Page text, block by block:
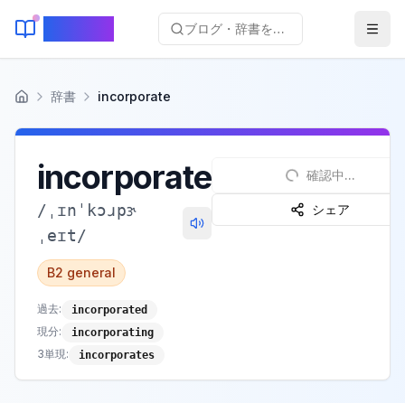
ブログ・辞書を検索...
ホーム 辞書 incorporate
incorporate
/ ˌɪnˈkɔɹpɝ
ˌeɪt/
B2 general
過去: incorporated
現分: incorporating
3単現: incorporates
確認中...
シェア